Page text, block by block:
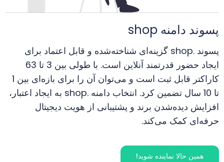
پسوند دامنه shop
پسوند .shop گزینه‌ای شناخته‌شده و قابل اعتماد برای
ایجاد حضور قدرتمند آنلاین است. با طولی بین 3 تا 63
کاراکتر قابل ثبت است و می‌توان آن را برای بازه‌ای بین 1
تا 10 سال تضمین کرد. انتخاب دامنه .shop به ایجاد اعتبار،
افزایش دیده‌شدن برند و پشتیبانی از هویت دیجیتال
حرفه‌ای کمک می‌کند.
همین حالا نماینده شوید!